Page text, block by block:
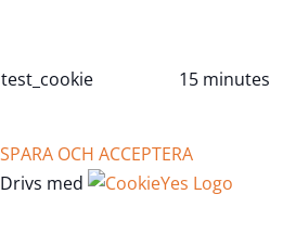
test_cookie 15 minutes
SPARA OCH ACCEPTERA
Drivs med